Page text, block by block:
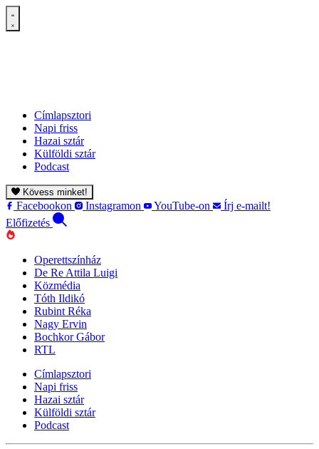
Címlapsztori
Napi friss
Hazai sztár
Külföldi sztár
Podcast
Kövess minket!
Facebookon Instagramon YouTube-on
Írj e-mailt!
Előfizetés
Operettszínház
De Re Attila Luigi
Közmédia
Tóth Ildikó
Rubint Réka
Nagy Ervin
Bochkor Gábor
RTL
Címlapsztori
Napi friss
Hazai sztár
Külföldi sztár
Podcast